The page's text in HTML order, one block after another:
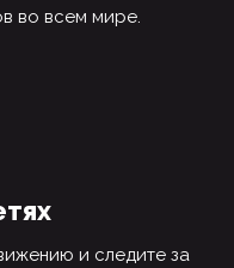
во всем мире.
и следите за